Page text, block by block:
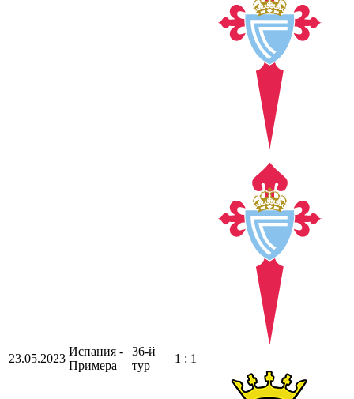
23.05.2023
Испания -
Примера
36-й
тур
1 : 1